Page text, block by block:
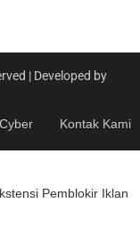
| Developed by
Kontak Kami
Pemblokir Iklan